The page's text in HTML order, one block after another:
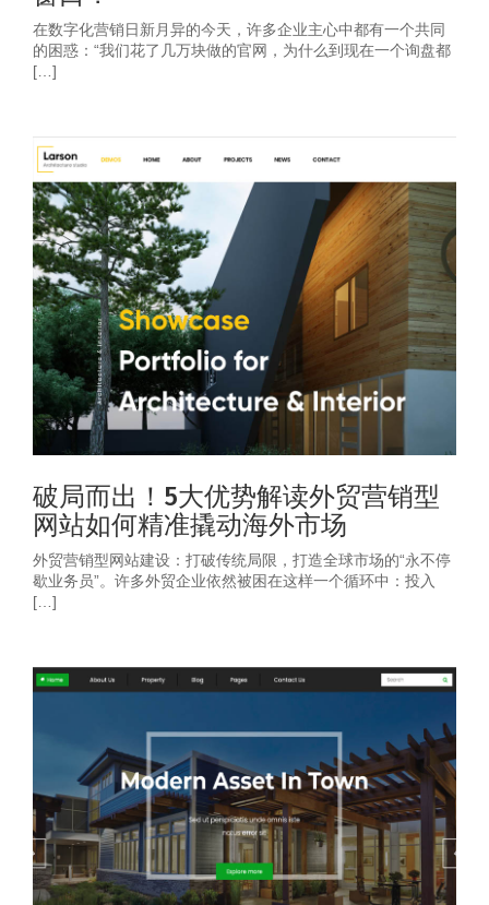
在数字化营销日新月异的今天，许多企业主心中都有一个共同
的困惑：“我们花了几万块做的官网，为什么到现在一个询盘都
[…]
破局而出！5大优势解读外贸营销型
网站如何精准撬动海外市场
外贸营销型网站建设：打破传统局限，打造全球市场的“永不停
歇业务员”。许多外贸企业依然被困在这样一个循环中：投入
[…]